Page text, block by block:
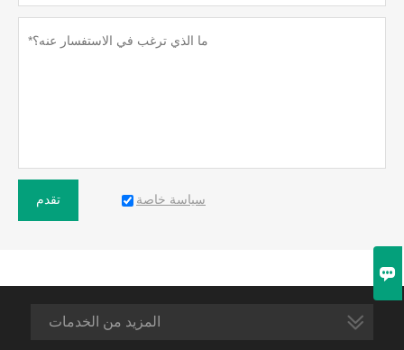
تقدم سياسة خاصة
المزيد من الخدمات
